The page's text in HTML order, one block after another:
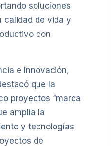
soluciones
calidad de vida y
con
e Innovación,
que la
proyectos “marca
amplía la
y tecnologías
de